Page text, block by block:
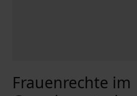
Frauenrechte im